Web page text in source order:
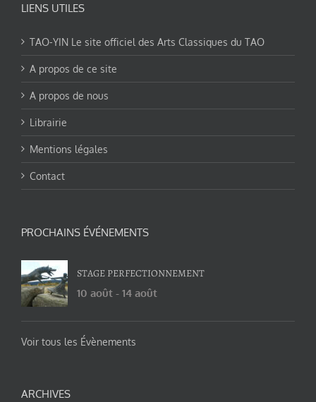
LIENS UTILES
TAO-YIN Le site officiel des Arts Classiques du TAO
A propos de ce site
A propos de nous
Librairie
Mentions légales
Contact
PROCHAINS ÉVÉNEMENTS
STAGE PERFECTIONNEMENT
10 août - 14 août
Voir tous les Évènements
ARCHIVES